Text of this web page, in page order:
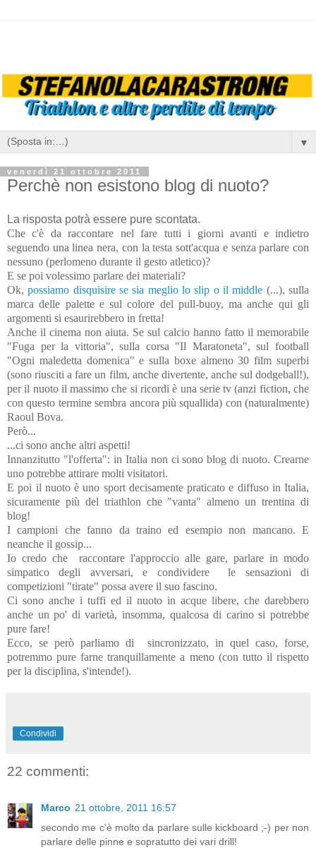
▼
venerdì 21 ottobre 2011
Perchè non esistono blog di nuoto?
La risposta potrà essere pure scontata.
Che c'è da raccontare nel fare tutti i giorni avanti e indietro
seguendo una linea nera, con la testa sott'acqua e senza parlare con
nessuno (perlomeno durante il gesto atletico)?
E se poi volessimo parlare dei materiali?
Ok,possiamo disquisire se sia meglio lo slip o il middle (...), sulla
marca delle palette e sul colore del pull-buoy, ma anche qui gli
argomenti si esaurirebbero in fretta!
Anche il cinema non aiuta. Se sul calcio hanno fatto il memorabile
"Fuga per la vittoria", sulla corsa "Il Maratoneta", sul football
"Ogni maledetta domenica" e sulla boxe almeno 30 film superbi
(sono riusciti a fare un film, anche divertente, anche sul dodgeball!),
per il nuoto il massimo che si ricordi è una serie tv (anzi fiction, che
con questo termine sembra ancora più squallida) con (naturalmente)
Raoul Bova.
Però...
...ci sono anche altri aspetti!
Innanzitutto "l'offerta": in Italia non ci sono blog di nuoto. Crearne
uno potrebbe attirare molti visitatori.
E poi il nuoto è uno sport decisamente praticato e diffuso in Italia,
sicuramente più del triathlon che "vanta" almeno un trentina di
blog!
I campioni che fanno da traino ed esempio non mancano. E
neanche il gossip...
Io credo che raccontare l'approccio alle gare, parlare in modo
simpatico degli avversari, e condividere le sensazioni di
competizioni "tirate" possa avere il suo fascino.
Ci sono anche i tuffi ed il nuoto in acque libere, che darebbero
anche un po' di varietà, insomma, qualcosa di carino si potrebbe
pure fare!
Ecco, se però parliamo di sincronizzato, in quel caso, forse,
potremmo pure farne tranquillamente a meno (con tutto il rispetto
per la disciplina, s'intende!).
Condividi
22 commenti:
Marco 21 ottobre, 2011 16:57
secondo me c'è molto da parlare sulle kickboard ;-) per non
parlare delle pinne e sopratutto dei vari drill!